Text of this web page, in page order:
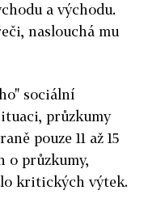
a východu.
naslouchá mu
sociální
průzkumy
pouze 11 až 15
o průzkumy,
kritických výtek.